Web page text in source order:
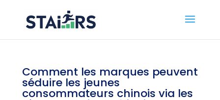
Comment les marques peuvent
séduire les jeunes
consommateurs chinois via les